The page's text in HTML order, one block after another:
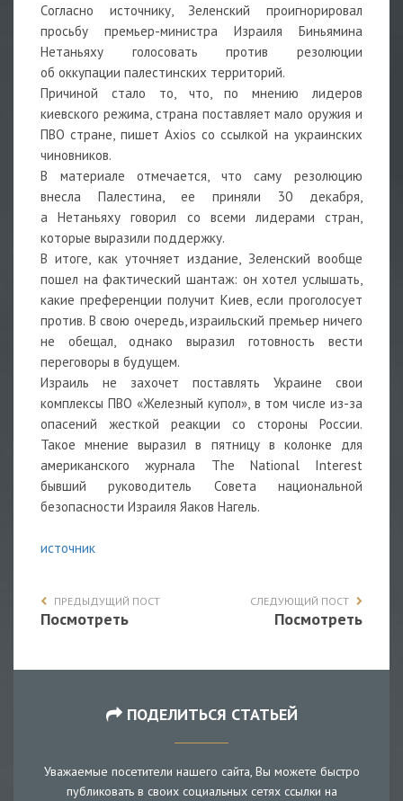
Согласно источнику, Зеленский проигнорировал
просьбу премьер-министра Израиля Биньямина
Нетаньяху голосовать против резолюции
об оккупации палестинских территорий.
Причиной стало то, что, по мнению лидеров
киевского режима, страна поставляет мало оружия и
ПВО стране, пишет Axios со ссылкой на украинских
чиновников.
В материале отмечается, что саму резолюцию
внесла Палестина, ее приняли 30 декабря,
а Нетаньяху говорил со всеми лидерами стран,
которые выразили поддержку.
В итоге, как уточняет издание, Зеленский вообще
пошел на фактический шантаж: он хотел услышать,
какие преференции получит Киев, если проголосует
против. В свою очередь, израильский премьер ничего
не обещал, однако выразил готовность вести
переговоры в будущем.
Израиль не захочет поставлять Украине свои
комплексы ПВО «Железный купол», в том числе из-за
опасений жесткой реакции со стороны России.
Такое мнение выразил в пятницу в колонке для
американского журнала The National Interest
бывший руководитель Совета национальной
безопасности Израиля Яаков Нагель.
источник
ПРЕДЫДУЩИЙ ПОСТ
Посмотреть
СЛЕДУЮЩИЙ ПОСТ
Посмотреть
ПОДЕЛИТЬСЯ СТАТЬЕЙ
Уважаемые посетители нашего сайта, Вы можете быстро
публиковать в своих социальных сетях ссылки на